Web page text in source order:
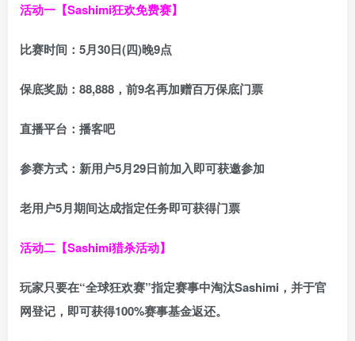
活动一【Sashimi狂欢免费赛】
比赛时间： 5月30日(四)晚9点
保底奖励： 88,888 ，前9名再加赠百万保底门票
直播平台： 播客吧
参赛方式： 新用户5月29日前加入即可获邀参加
老用户5月期间达成指定任务即可获得门票
活动二【Sashimi猎杀活动】
玩家只要在“全球狂欢赛”指定赛事中淘汰Sashimi，并于官
网登记，即可获得100%赛事基金返还。